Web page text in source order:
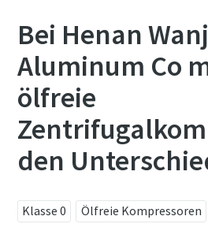
Bei Henan
Aluminum Co
ölfreie
den
Klasse 0 Ölfreie Kompressoren